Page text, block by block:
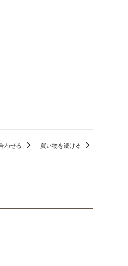
わせる 買い物を続ける